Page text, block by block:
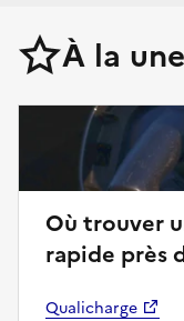
À la une
Où trouver
rapide près
Qualicharge